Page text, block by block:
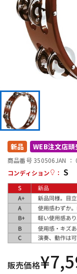
管楽器
アンプ
配信/ライブ
中古
新品 WEB注文店頭
商品番号 350506JAN ：
コンディション
： S
販売価格¥